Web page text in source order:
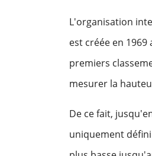
L'organisation
est créée en
premiers
mesurer la
De ce fait,
uniquement